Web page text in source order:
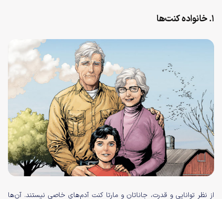
۱. خانواده کنت‌ها
از نظر توانایی و قدرت، جاناتان و مارتا کنت آدم‌های خاصی نیستند. آن‌ها